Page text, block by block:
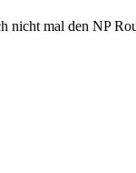
nicht mal den NP